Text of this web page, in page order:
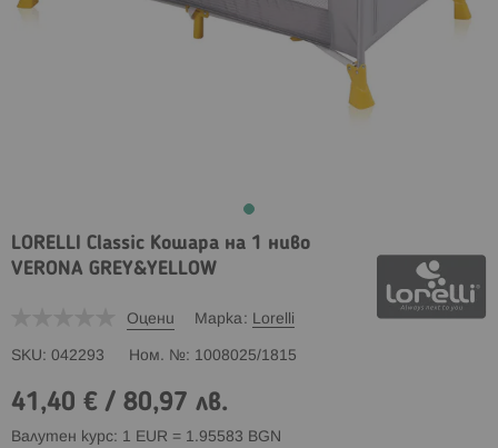
LORELLI Classic Кошара на 1 ниво
VERONA GREY&YELLOW
Оцени Марка Lorelli
SKU 042293 Ном. № 1008025/1815
41,40 € / 80,97 лв.
Валутен курс: 1 EUR = 1.95583 BGN